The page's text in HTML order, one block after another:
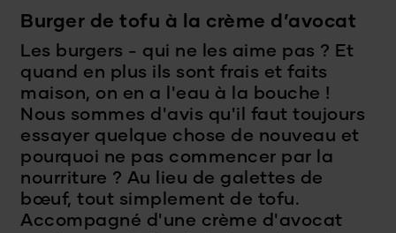
Burger de tofu à la crème d’avocat
Les burgers - qui ne les aime pas ? Et
quand en plus ils sont frais et faits
maison, on en a l'eau à la bouche !
Nous sommes d'avis qu'il faut toujours
essayer quelque chose de nouveau et
pourquoi ne pas commencer par la
nourriture ? Au lieu de galettes de
bœuf, tout simplement de tofu.
Accompagné d'une crème d'avocat